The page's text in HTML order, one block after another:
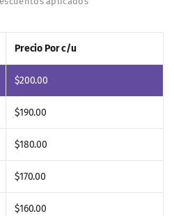
Precio Por c/u
$200.00
$190.00
$180.00
$170.00
$160.00